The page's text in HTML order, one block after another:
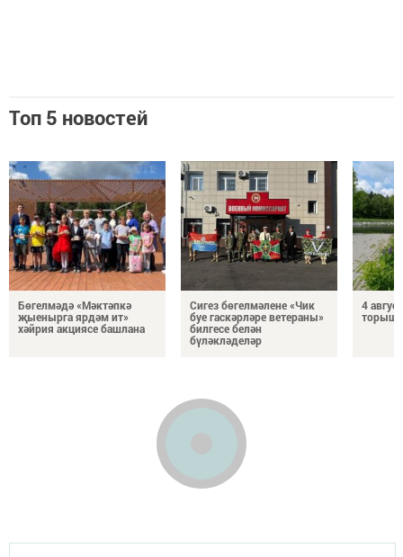
Топ 5 новостей
Бөгелмәдә «Мәктәпкә
җыенырга ярдәм ит»
хәйрия акциясе башлана
Сигез бөгелмәлене «Чик
буе гаскәрләре ветераны»
билгесе белән
бүләкләделәр
4